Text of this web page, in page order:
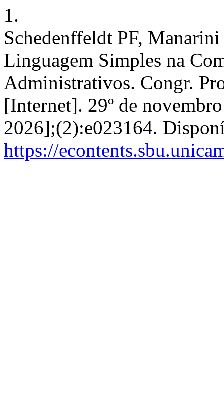
1.
Schedenffeldt PF,
Linguagem Simples na
Administrativos. Congr.
[Internet]. 29º de
2026];(2):e023164.
https://